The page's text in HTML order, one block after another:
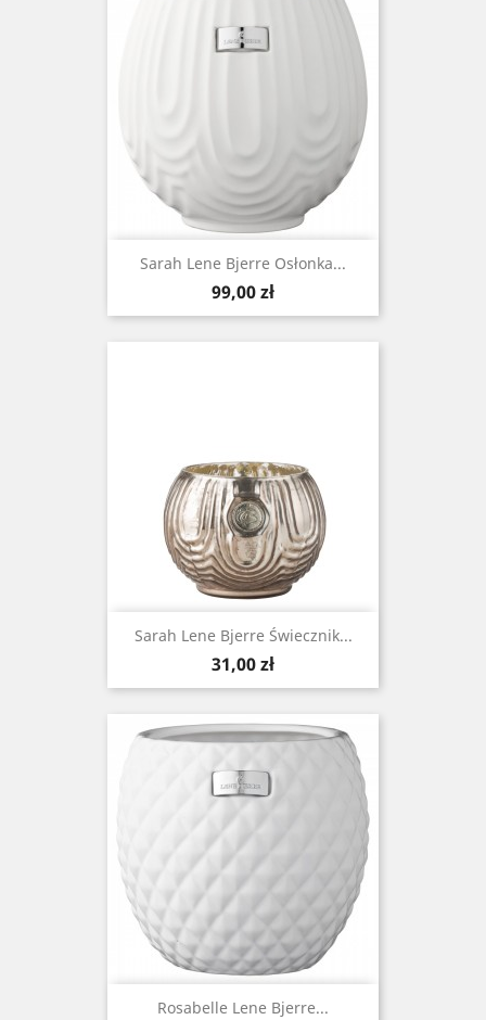
Sarah Lene Bjerre Osłonka...
Cena
99,00 zł
Sarah Lene Bjerre Świecznik...
Cena
31,00 zł
Rosabelle Lene Bjerre...